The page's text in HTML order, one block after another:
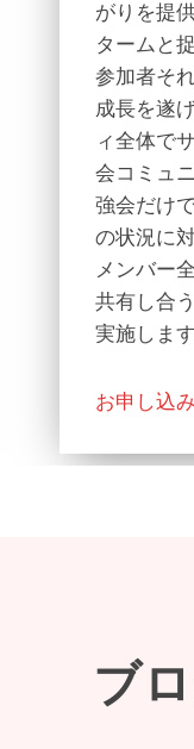
がりを提
タームと
参加者そ
成長を遂
ィ全体で
会コミュ
強会だけ
の状況に
メンバー
共有し合
実施します
お申し込
ブ